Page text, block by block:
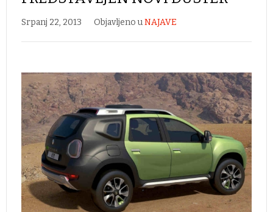
Srpanj 22, 2013 Objavljeno uNAJAVE